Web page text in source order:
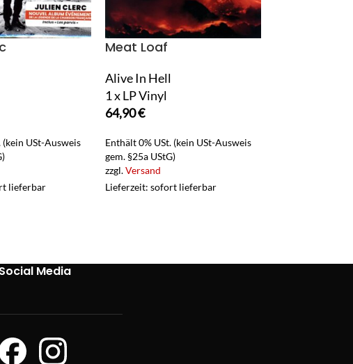
(kein USt-Ausweis
lieferbar
Meat Loaf
Alive In Hell
1 x LP Vinyl
64,90€
Enthält 0% USt. (kein USt-Ausweis
gem. §25a UStG)
zzgl.Versand
Lieferzeit: sofort lieferbar
Social Media